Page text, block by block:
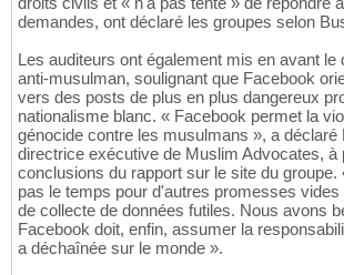
demandes, ont déclaré les groupes selon
Les auditeurs ont également mis en avant le
anti-musulman, soulignant que Facebook
vers des posts de plus en plus dangereux
nationalisme blanc. « Facebook permet la
génocide contre les musulmans », a déclaré
directrice exécutive de Muslim Advocates, à
conclusions du rapport sur le site du groupe.
pas le temps pour d'autres promesses
de collecte de données futiles. Nous avons
Facebook doit, enfin, assumer la
a déchaînée sur le monde ».